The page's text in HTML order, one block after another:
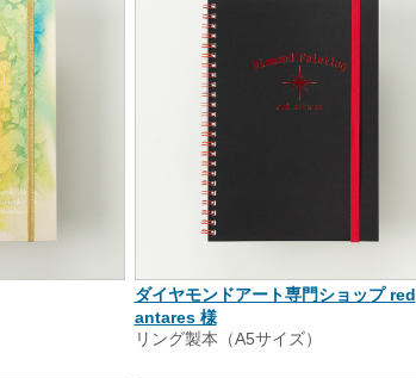
ダイヤモンドアート専門ショップ red
antares 様
リング製本（A5サイズ）